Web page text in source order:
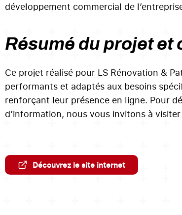
développement commercial de
Résumé du projet et
Ce projet réalisé pour LS Rénovation &
performants et adaptés aux besoins
renforçant leur présence en ligne. Pour
d’information, nous vous invitons à
Découvrez le site internet